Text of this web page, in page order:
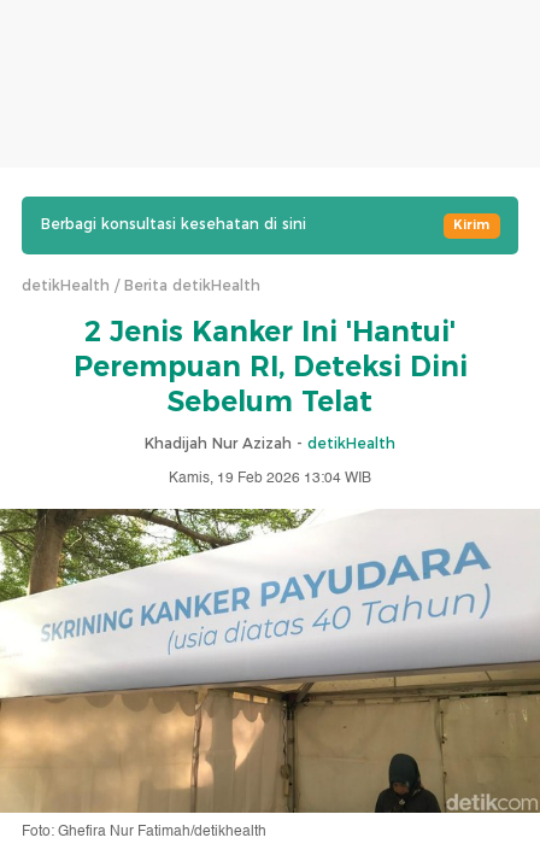
Berbagi konsultasi kesehatan di sini Kirim
detikHealth Berita detikHealth
2 Jenis Kanker Ini 'Hantui'
Perempuan RI, Deteksi Dini
Sebelum Telat
Khadijah Nur Azizah - detikHealth
Kamis, 19 Feb 2026 13:04 WIB
Foto: Ghefira Nur Fatimah/detikhealth